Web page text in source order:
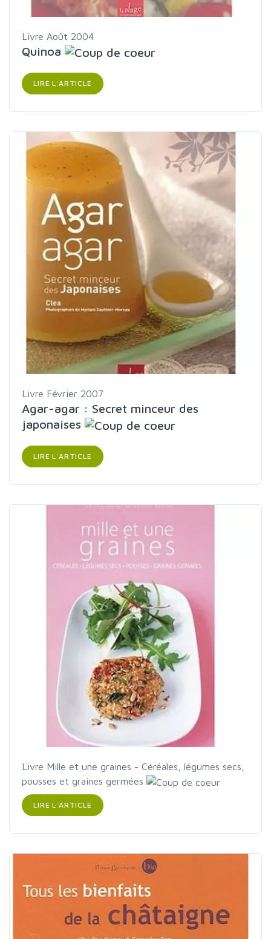
Livre Août 2004
Quinoa
LIRE L'ARTICLE
Livre Février 2007
Agar-agar : Secret minceur des
japonaises
LIRE L'ARTICLE
Livre Mille et une graines - Céréales, légumes secs,
pousses et graines germées
LIRE L'ARTICLE